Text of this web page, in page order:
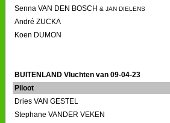
Senna VAN DEN BOSCH & JAN DIELENS
André ZUCKA
Koen DUMON
BUITENLAND Vluchten van 09-04-23
Piloot
Dries VAN GESTEL
Stephane VANDER VEKEN